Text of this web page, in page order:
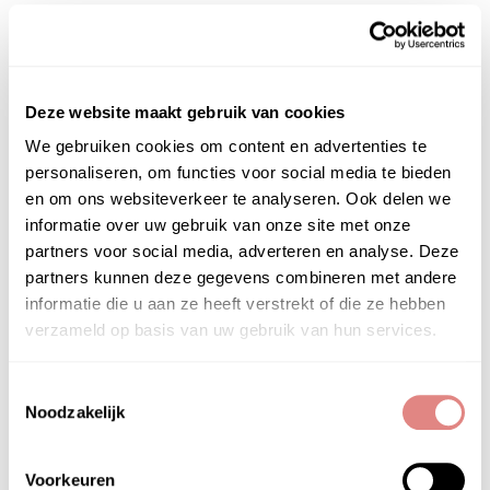
Deze website maakt gebruik van cookies
We gebruiken cookies om content en advertenties te
personaliseren, om functies voor social media te bieden
en om ons websiteverkeer te analyseren. Ook delen we
informatie over uw gebruik van onze site met onze
partners voor social media, adverteren en analyse. Deze
partners kunnen deze gegevens combineren met andere
informatie die u aan ze heeft verstrekt of die ze hebben
verzameld op basis van uw gebruik van hun services.
Noodzakelijk
Voorkeuren
droge en gevoelige huid
-Herstellen van de beschadigde huid
-Voeden van de huid
Ampullen zijn krachtpatsers, maar waarom
eigenlijk? Lees de
blog: https://puurskinonline.nl/ampullen-retinol/
PRODUCTGEBRUIK